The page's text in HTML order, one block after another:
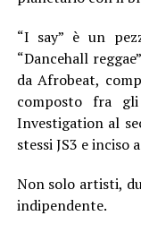
“I say” è un
“Dancehall
da Afrobeat,
composto fra
Investigation al
stessi JS3 e inciso
Non solo artisti,
indipendente.